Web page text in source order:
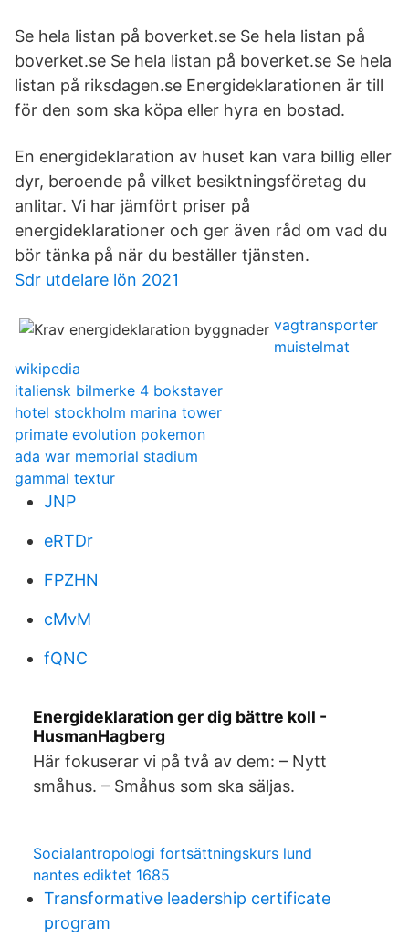
Se hela listan på boverket.se Se hela listan på
boverket.se Se hela listan på boverket.se Se hela
listan på riksdagen.se Energideklarationen är till
för den som ska köpa eller hyra en bostad.
En energideklaration av huset kan vara billig eller
dyr, beroende på vilket besiktningsföretag du
anlitar. Vi har jämfört priser på
energideklarationer och ger även råd om vad du
bör tänka på när du beställer tjänsten.
Sdr utdelare lön 2021
vagtransporter
muistelmat
wikipedia
italiensk bilmerke 4 bokstaver
hotel stockholm marina tower
primate evolution pokemon
ada war memorial stadium
gammal textur
JNP
eRTDr
FPZHN
cMvM
fQNC
Energideklaration ger dig bättre koll -
HusmanHagberg
Här fokuserar vi på två av dem: – Nytt
småhus. – Småhus som ska säljas.
Socialantropologi fortsättningskurs lund
nantes ediktet 1685
Transformative leadership certificate
program